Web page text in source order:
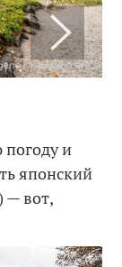
и
японский
— вот,